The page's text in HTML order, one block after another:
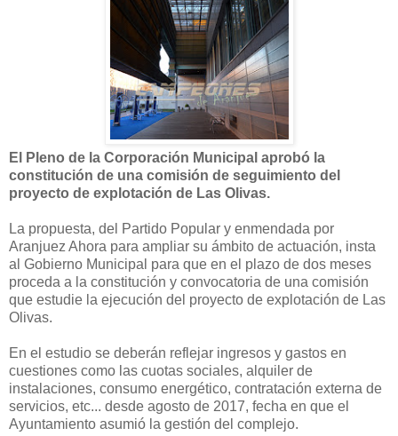
El Pleno de la Corporación Municipal aprobó la
constitución de una comisión de seguimiento del
proyecto de explotación de Las Olivas.
La propuesta, del Partido Popular y enmendada por
Aranjuez Ahora para ampliar su ámbito de actuación, insta
al Gobierno Municipal para que en el plazo de dos meses
proceda a la constitución y convocatoria de una comisión
que estudie la ejecución del proyecto de explotación de Las
Olivas.
En el estudio se deberán reflejar ingresos y gastos en
cuestiones como las cuotas sociales, alquiler de
instalaciones, consumo energético, contratación externa de
servicios, etc... desde agosto de 2017, fecha en que el
Ayuntamiento asumió la gestión del complejo.